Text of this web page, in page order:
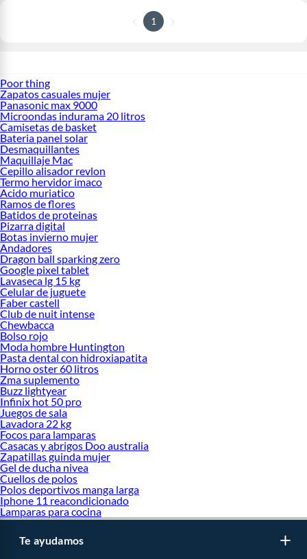
1
Poor thing
Zapatos casuales mujer
Panasonic max 9000
Microondas indurama 20 litros
Camisetas de basket
Bateria panel solar
Desmaquillantes
Maquillaje Mac
Cepillo alisador revlon
Termo hervidor imaco
Acido muriatico
Ramos de flores
Batidos de proteinas
Pizarra digital
Botas invierno mujer
Andadores
Dragon ball sparking zero
Google pixel tablet
Lavaseca lg 15 kg
Celular de juguete
Faber castell
Club de nuit intense
Chewbacca
Bolso rojo
Moda hombre Huntington
Pasta dental con hidroxiapatita
Horno oster 60 litros
Zma suplemento
Buzz lightyear
Infinix hot 50 pro
Juegos de sala
Lavadora 22 kg
Focos para lamparas
Casacas y abrigos Doo australia
Zapatillas guinda mujer
Gel de ducha nivea
Cuellos de polos
Polos deportivos manga larga
Iphone 11 reacondicionado
Lamparas para cocina
Te ayudamos